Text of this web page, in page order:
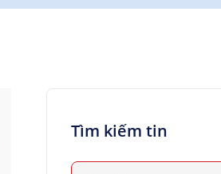
Tìm kiếm tin